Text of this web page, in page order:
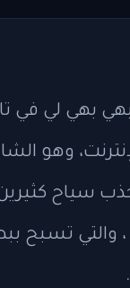
لي في
وهو
، والتي تسبح